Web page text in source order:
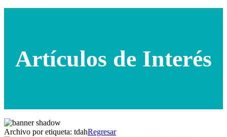
Artículos de Interés
Archivo por etiqueta: tdahRegresar